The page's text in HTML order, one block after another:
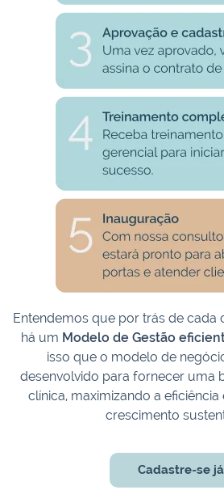
Entendemos que por trás de cada
há um Modelo de Gestão
isso que o modelo de
desenvolvido para fornecer uma
clínica, maximizando a
crescimento
Cadastre-se já